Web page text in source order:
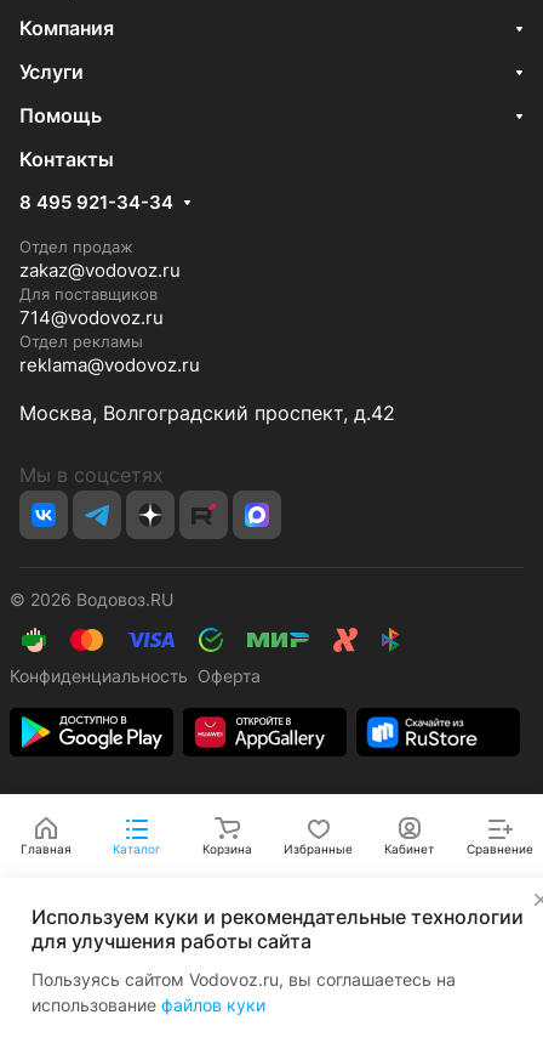
Компания
Услуги
Помощь
Контакты
8 495 921-34-34
Отдел продаж
zakaz@vodovoz.ru
Для поставщиков
714@vodovoz.ru
Отдел рекламы
reklama@vodovoz.ru
Москва, Волгоградский проспект, д.42
Мы в соцсетях
© 2026 Водовоз.RU
Конфиденциальность Оферта
Главная Каталог Корзина Избранные Кабинет Сравнение
Используем куки и рекомендательные технологии
для улучшения работы сайта
Пользуясь сайтом Vodovoz.ru, вы соглашаетесь на
использование файлов куки